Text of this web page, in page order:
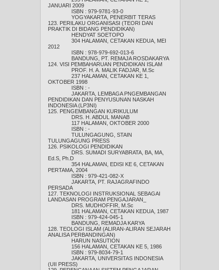
JANUARI 2009
ISBN : 979-9781-93-0
YOGYAKARTA, PENERBIT TERAS
123. PERILAKU ORGANISASI (TEORI DAN
PRAKTIK DI BIDANG PENDIDIKAN)
HENDYAT SOETOPO
304 HALAMAN, CETAKAN KEDUA, MEI
2012
ISBN : 978-979-692-013-6
BANDUNG, PT. REMAJA ROSDAKARYA
124. VISI PEMBAHARUAN PENDIDIKAN ISLAM
PROF. H. A. MALIK FADJAR, M.Sc
237 HALAMAN, CETAKAN KE 1,
OKTOBER 1998
ISBN : -
JAKARTA, LEMBAGA PNGEMBANGAN
PENDIDIKAN DAN PENYUSUNAN NASKAH
INDONESIA (LP3NI)
125. PENGEMBANGAN KURIKULUM
DRS. H. ABDUL MANAB
117 HALAMAN, OKTOBER 2000
ISBN : -
TULUNGAGUNG, STAIN
TULUNGAGUNG PRESS
126. PSIKOLOGI PENDIDIKAN
DRS. SUMADI SURYABRATA, BA, MA,
Ed.S, Ph.D
354 HALAMAN, EDISI KE 6, CETAKAN
PERTAMA, 2004
ISBN : 979-421-082-X
JAKARTA, PT. RAJAGRAFINDO
PERSADA
127. TEKNOLOGI INSTRUKSIONAL SEBAGAI
LANDASAN PROGRAM PENGAJARAN_
DRS. MUDHOFFIR, M.Sc
181 HALAMAN, CETAKAN KEDUA, 1987
ISBN : 979-424-045-1
BANDUNG, REMADJA KARYA
128. TEOLOGI ISLAM (ALIRAN-ALIRAN SEJARAH
ANALISA PERBANDINGAN)
HARUN NASUTION
156 HALAMAN, CETAKAN KE 5, 1986
ISBN : 979-8034-79-1
JAKARTA, UNIVERSITAS INDONESIA
(UII PRESS)